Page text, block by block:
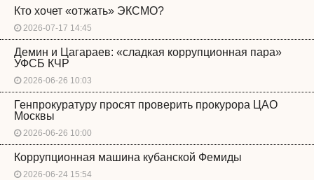
Кто хочет «отжать» ЭКСМО?
2026-07-17 14:45
Демин и Цагараев: «сладкая коррупционная пара»
УФСБ КЧР
2026-06-26 10:03
Генпрокуратуру просят проверить прокурора ЦАО
Москвы
2026-06-26 10:00
Коррупционная машина кубанской Фемиды
2026-06-24 15:54